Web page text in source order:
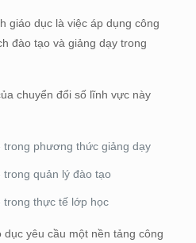
giáo dục là việc áp dụng công
đào tạo và giảng dạy trong
chuyển đổi số lĩnh vực này
trong phương thức giảng dạy
quản lý đào tạo
trong thực tế lớp học
yêu cầu một nền tảng công